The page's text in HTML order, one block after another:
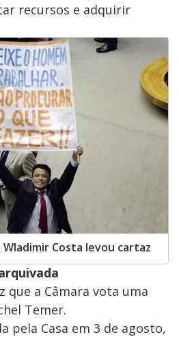
recursos e adquirir
Costa levou cartaz
que a Câmara vota uma
Temer.
pela Casa em 3 de agosto,